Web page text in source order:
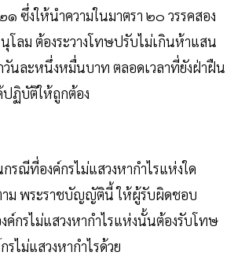
๑ ซึ่งให้นำความในมาตรา ๒๐ วรรคสอง
โลม ต้องระวางโทษปรับไม่เกินห้าแสน
นละหนึ่งหมื่นบาท ตลอดเวลาที่ยังฝ่าฝืน
ฏิบัติให้ถูกต้อง
รณีที่องค์กรไม่แสวงหากำไรแห่งใด
าม พระราชบัญญัตินี้ ให้ผู้รับผิดชอบ
ค์กรไม่แสวงหากำไรแห่งนั้นต้องรับโทษ
รไม่แสวงหากำไรด้วย